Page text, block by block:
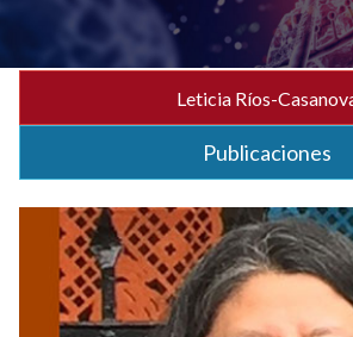
Leticia Ríos-
Publicaciones